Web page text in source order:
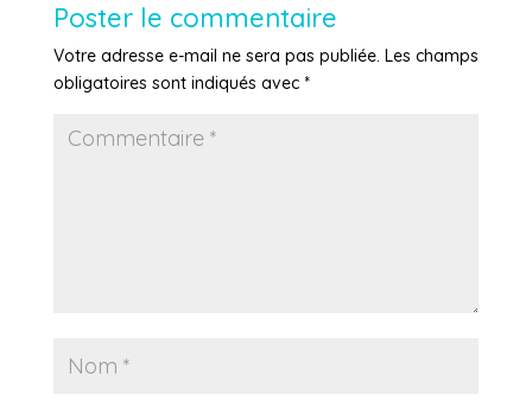
Poster le commentaire
Votre adresse e-mail ne sera pas publiée. Les champs
obligatoires sont indiqués avec *